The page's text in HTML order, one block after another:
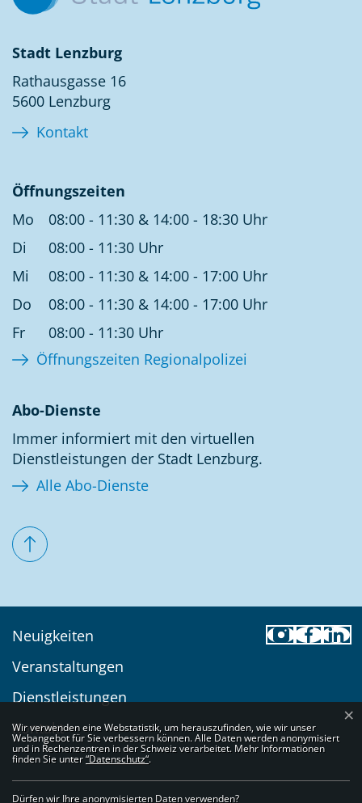
Stadt Lenzburg
Rathausgasse 16
5600 Lenzburg
Kontakt
Öffnungszeiten
Mo
08:00 - 11:30 & 14:00 - 18:30 Uhr
Di
08:00 - 11:30 Uhr
Mi
08:00 - 11:30 & 14:00 - 17:00 Uhr
Do
08:00 - 11:30 & 14:00 - 17:00 Uhr
Fr
08:00 - 11:30 Uhr
Öffnungszeiten Regionalpolizei
Abo-Dienste
Immer informiert mit den virtuellen
Dienstleistungen der Stadt Lenzburg.
Alle Abo-Dienste
Neuigkeiten
Veranstaltungen
Dienstleistungen
Kontakt
Toolbar
Webstatistik
Wir verwenden eine Webstatistik, um herauszufinden, wie wir unser
Webangebot für Sie verbessern können. Alle Daten werden anonymisiert
und in Rechenzentren in der Schweiz verarbeitet. Mehr Informationen
finden Sie unter“Datenschutz“.
Dürfen wir Ihre anonymisierten Daten verwenden?
×